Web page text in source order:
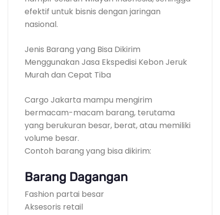
efektif untuk bisnis dengan jaringan
nasional.
Jenis Barang yang Bisa Dikirim
Menggunakan Jasa Ekspedisi Kebon Jeruk
Murah dan Cepat Tiba
Cargo Jakarta mampu mengirim
bermacam-macam barang, terutama
yang berukuran besar, berat, atau memiliki
volume besar.
Contoh barang yang bisa dikirim:
Barang Dagangan
Fashion partai besar
Aksesoris retail